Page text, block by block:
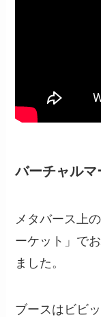
バーチャルマ
メタバース上
ーケット」で
ました。
ブースはビビ